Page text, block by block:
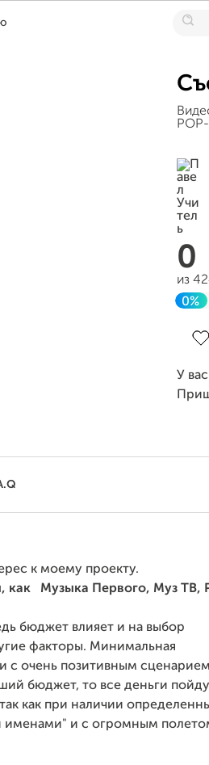
0
из
0%
У
к моему проекту.
как Музыка Первого, Муз ТВ,
бюджет влияет и на выбор
факторы. Минимальная
с очень позитивным
бюджет, то все деньги
как при наличии
и с огромным